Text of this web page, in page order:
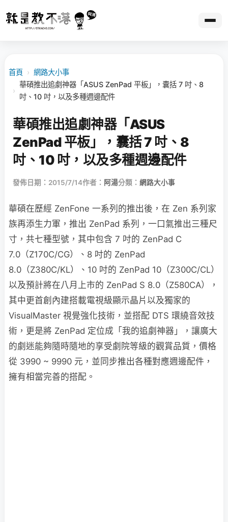
首頁 › 網路大小事
›
華碩推出追劇神器「ASUS ZenPad 平板」，囊括 7 吋、8
吋、10 吋，以及多種週邊配件
華碩推出追劇神器「ASUS
ZenPad 平板」，囊括 7 吋、8
吋、10 吋，以及多種週邊配件
發佈日期：2015/7/14作者： 阿湯分類： 網路大小事
華碩在歷經 ZenFone 一系列的推出後，在 Zen 系列家
族再添生力軍，推出 ZenPad 系列，一口氣推出三種尺
寸，共七種型號，其中包含 7 吋的 ZenPad C
7.0（Z170C/CG）、8 吋的 ZenPad
8.0（Z380C/KL）、10 吋的 ZenPad 10（Z300C/CL）
以及預計將在八月上市的 ZenPad S 8.0（Z580CA），
其中更首創內建搭載電視級顯示晶片以及獨家的
VisualMaster 視覺強化技術，並搭配 DTS 環繞音效技
術，更是將 ZenPad 定位成「我的追劇神器」，讓廣大
的劇迷能夠隨時隨地的享受劇院等級的觀賞品質，價格
從 3990 ~ 9990 元，並同步推出各種對應週邊配件，
擁有相當完善的搭配。